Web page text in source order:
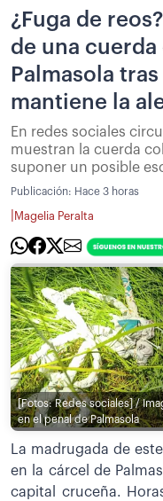
¿Fuga de
de una
Palmasola
mantiene la
En redes sociales
muestran la cuerda
suponer un posible
Publicación: Hace 3 horas
Magelia Peralta
[Fotos: Redes sociales] /
en el penal de Palmasola
La madrugada de
en la cárcel de
capital cruceña.